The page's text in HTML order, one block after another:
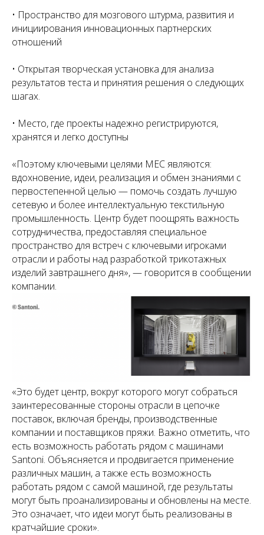
• Пространство для мозгового штурма, развития и
инициирования инновационных партнерских
отношений
• Открытая творческая установка для анализа
результатов теста и принятия решения о следующих
шагах.
• Место, где проекты надежно регистрируются,
хранятся и легко доступны
«Поэтому ключевыми целями MEC являются:
вдохновение, идеи, реализация и обмен знаниями с
первостепенной целью — помочь создать лучшую
сетевую и более интеллектуальную текстильную
промышленность. Центр будет поощрять важность
сотрудничества, предоставляя специальное
пространство для встреч с ключевыми игроками
отрасли и работы над разработкой трикотажных
изделий завтрашнего дня», — говорится в сообщении
компании.
«Это будет центр, вокруг которого могут собраться
заинтересованные стороны отрасли в цепочке
поставок, включая бренды, производственные
компании и поставщиков пряжи. Важно отметить, что
есть возможность работать рядом с машинами
Santoni. Объясняется и продвигается применение
различных машин, а также есть возможность
работать рядом с самой машиной, где результаты
могут быть проанализированы и обновлены на месте.
Это означает, что идеи могут быть реализованы в
кратчайшие сроки».